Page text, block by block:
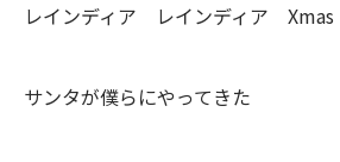
レインディア レインディア Xmas
サンタが僕らにやってきた